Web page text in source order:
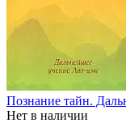
Познание тайн.
Нет в наличии